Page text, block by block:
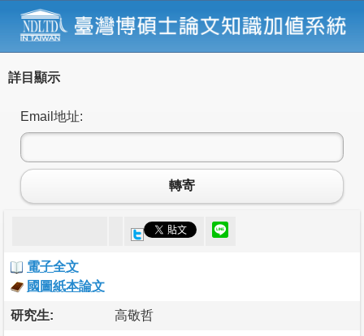
詳目顯示
Email地址:
轉寄
電子全文
國圖紙本論文
研究生: 高敬哲